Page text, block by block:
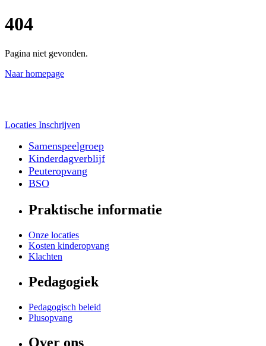
404
Pagina niet gevonden.
Naar homepage
Locaties Inschrijven
Samenspeelgroep
Kinderdagverblijf
Peuteropvang
BSO
Praktische informatie
Onze locaties
Kosten kinderopvang
Klachten
Pedagogiek
Pedagogisch beleid
Plusopvang
Over ons